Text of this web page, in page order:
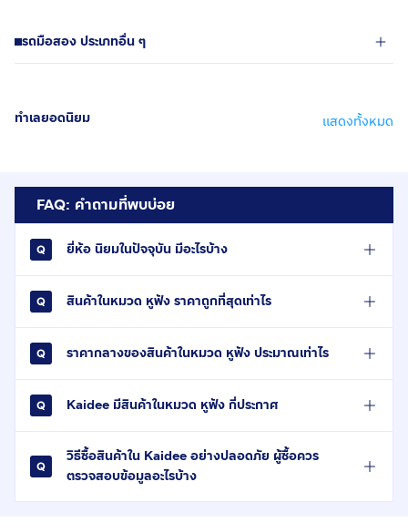
รถมือสอง ประเภทอื่น ๆ
ทำเลยอดนิยม แสดงทั้งหมด
FAQ: คำถามที่พบบ่อย
ยี่ห้อ นิยมในปัจจุบัน มีอะไรบ้าง
สินค้าในหมวด หูฟัง ราคาถูกที่สุดเท่าไร
ราคากลางของสินค้าในหมวด หูฟัง ประมาณเท่าไร
Kaidee มีสินค้าในหมวด หูฟัง กี่ประกาศ
วิธีซื้อสินค้าใน Kaidee อย่างปลอดภัย ผู้ซื้อควร
ตรวจสอบข้อมูลอะไรบ้าง